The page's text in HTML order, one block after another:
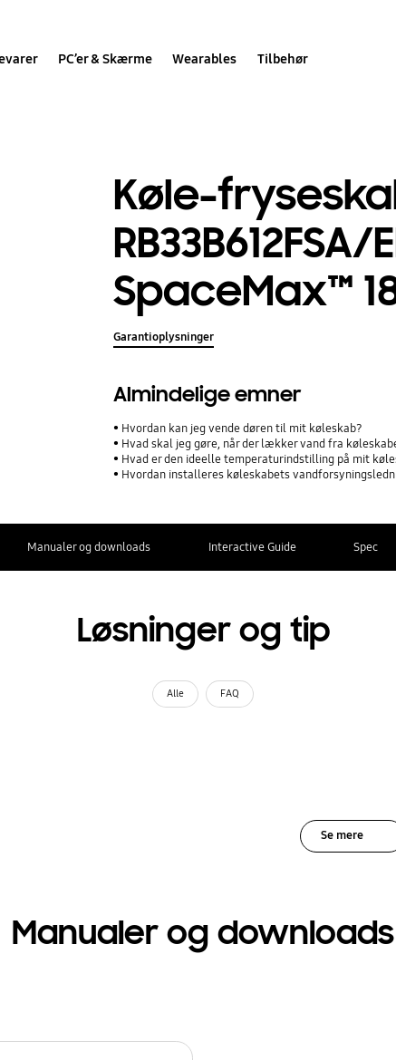
PC’er & Skærme Wearables Tilbehør
Køle-
SpaceMax™
Garantioplysninger
Almindelige emner
Hvordan kan jeg vende døren til mit køleskab?
Hvad skal jeg gøre, når der lækker vand fra
Hvad er den ideelle temperaturindstilling på mit
Hvordan installeres køleskabets
Manualer og downloads Interactive Guide Spec
Løsninger og tip
Alle FAQ
Se mere
Manualer og downloads